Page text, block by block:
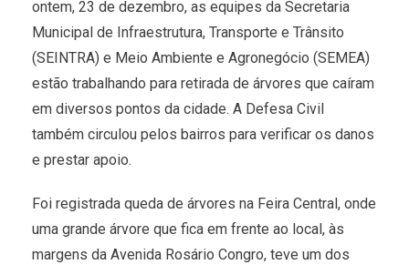
ontem, 23 de dezembro, as equipes da Secretaria
Municipal de Infraestrutura, Transporte e Trânsito
(SEINTRA) e Meio Ambiente e Agronegócio (SEMEA)
estão trabalhando para retirada de árvores que caíram
em diversos pontos da cidade. A Defesa Civil
também circulou pelos bairros para verificar os danos
e prestar apoio.
Foi registrada queda de árvores na Feira Central, onde
uma grande árvore que fica em frente ao local, às
margens da Avenida Rosário Congro, teve um dos